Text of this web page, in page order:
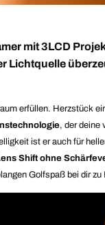
mit 3LCD
Lichtquelle
erfüllen. Herzstück
, der deine
ist er auch für
Shift ohne
Golfspaß bei dir